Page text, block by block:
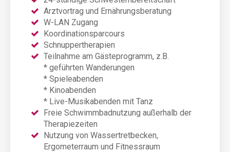
Arztvortrag und Ernährungsberatung
W-LAN Zugang
Koordinationsparcours
Schnuppertherapien
Teilnahme am Gästeprogramm, z.B.
* geführten Wanderungen
* Spieleabenden
* Kinoabenden
* Live-Musikabenden mit Tanz
Freie Schwimmbadnutzung außerhalb der
Therapiezeiten
Nutzung von Wassertretbecken,
Ergometerraum und Fitnessraum